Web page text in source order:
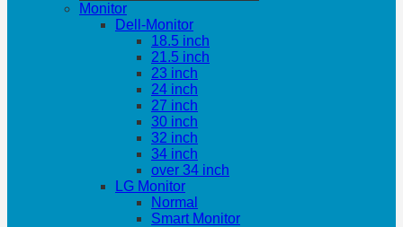
Monitor
Dell-Monitor
18.5 inch
21.5 inch
23 inch
24 inch
27 inch
30 inch
32 inch
34 inch
over 34 inch
LG Monitor
Normal
Smart Monitor